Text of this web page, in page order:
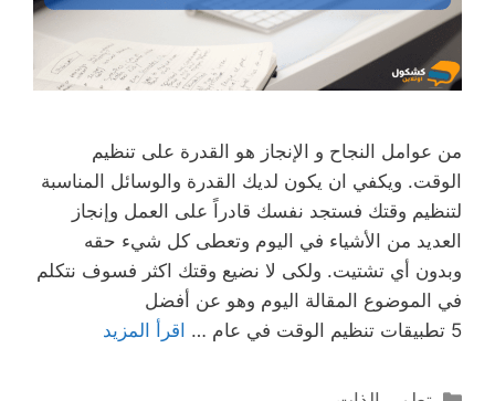
من عوامل النجاح و الإنجاز هو القدرة على تنظيم
الوقت. ويكفي ان يكون لديك القدرة والوسائل المناسبة
لتنظيم وقتك فستجد نفسك قادراً على العمل وإنجاز
العديد من الأشياء في اليوم وتعطى كل شيء حقه
وبدون أي تشتيت. ولكى لا نضيع وقتك اكثر فسوف نتكلم
في الموضوع المقالة اليوم وهو عن أفضل
5 تطبيقات تنظيم الوقت في عام …
اقرأ المزيد
التصنيفات